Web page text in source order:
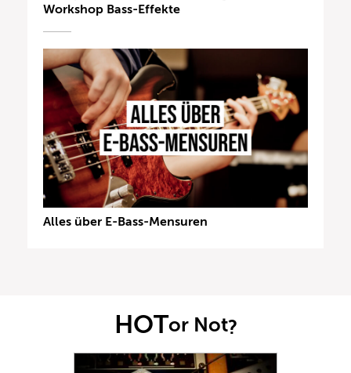
Workshop Bass-Effekte
Alles über E-Bass-Mensuren
HOTor Not?